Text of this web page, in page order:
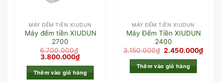
MÁY ĐẾM TIỀN XIUDUN
Máy đếm tiền XIUDUN
2700
6.700.000₫
3.800.000₫
Thêm vào giỏ hàng
MÁY ĐẾM TIỀN XIUDUN
Máy Đếm Tiền XIUDUN
2400
3.150.000₫ 2.450.000₫
Thêm vào giỏ hàng